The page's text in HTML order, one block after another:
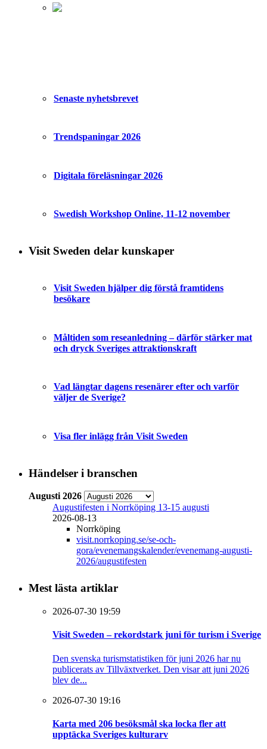
Senaste nyhetsbrevet
Trendspaningar 2026
Digitala föreläsningar 2026
Swedish Workshop Online, 11-12 november
Visit Sweden delar kunskaper
Visit Sweden hjälper dig förstå framtidens
besökare
Måltiden som reseanledning – därför stärker mat
och dryck Sveriges attraktionskraft
Vad längtar dagens resenärer efter och varför
väljer de Sverige?
Visa fler inlägg från Visit Sweden
Händelser i branschen
Augusti 2026
Augustifesten i Norrköping 13-15 augusti
2026-08-13
Norrköping
visit.norrkoping.se/se-och-
gora/evenemangskalender/evenemang-augusti-
2026/augustifesten
Mest lästa artiklar
2026-07-30 19:59
Visit Sweden – rekordstark juni för turism i Sverige
Den svenska turismstatistiken för juni 2026 har nu
publicerats av Tillväxtverket. Den visar att juni 2026
blev de...
2026-07-30 19:16
Karta med 206 besöksmål ska locka fler att
upptäcka Sveriges kulturarv